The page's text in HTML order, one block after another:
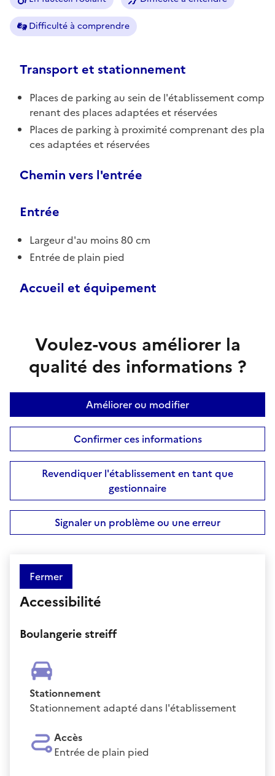
Difficulté à comprendre
Transport et stationnement
Places de parking au sein de l'établissement comp
renant des places adaptées et réservées
Places de parking à proximité comprenant des pla
ces adaptées et réservées
Chemin vers l'entrée
Entrée
Largeur d'au moins 80 cm
Entrée de plain pied
Accueil et équipement
Voulez-vous améliorer la
qualité des informations ?
Améliorer ou modifier
Confirmer ces informations
Revendiquer l'établissement en tant que
gestionnaire
Signaler un problème ou une erreur
Fermer
Accessibilité
Boulangerie streiff
Stationnement
Stationnement adapté dans l'établissement
Accès
Entrée de plain pied